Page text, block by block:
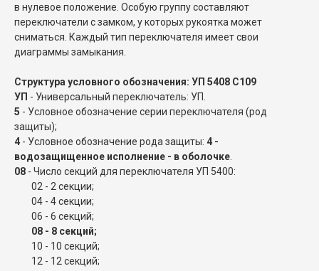
в нулевое положение. Особую группу составляют
переключатели с замком, у которых рукоятка может
сниматься. Каждый тип переключателя имеет свои
диаграммы замыкания.
Структура условного обозначения: УП 5408 С109
УП - Универсальный переключатель: УП.
5 - Условное обозначение серии переключателя (род
защиты);
4 - Условное обозначение рода защиты: 4 -
водозащищенное исполнение - в оболочке
08 - Число секций для переключателя УП 5400:
02 - 2 секции;
04 - 4 секции;
06 - 6 секций;
08 - 8 секций;
10 - 10 секций;
12 - 12 секций;